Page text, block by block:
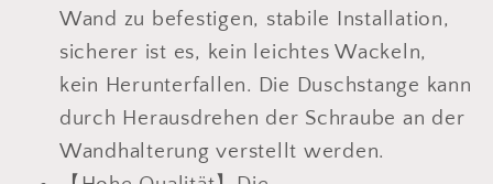
Wand zu befestigen, stabile Installation,
sicherer ist es, kein leichtes Wackeln,
kein Herunterfallen. Die Duschstange kann
durch Herausdrehen der Schraube an der
Wandhalterung verstellt werden.